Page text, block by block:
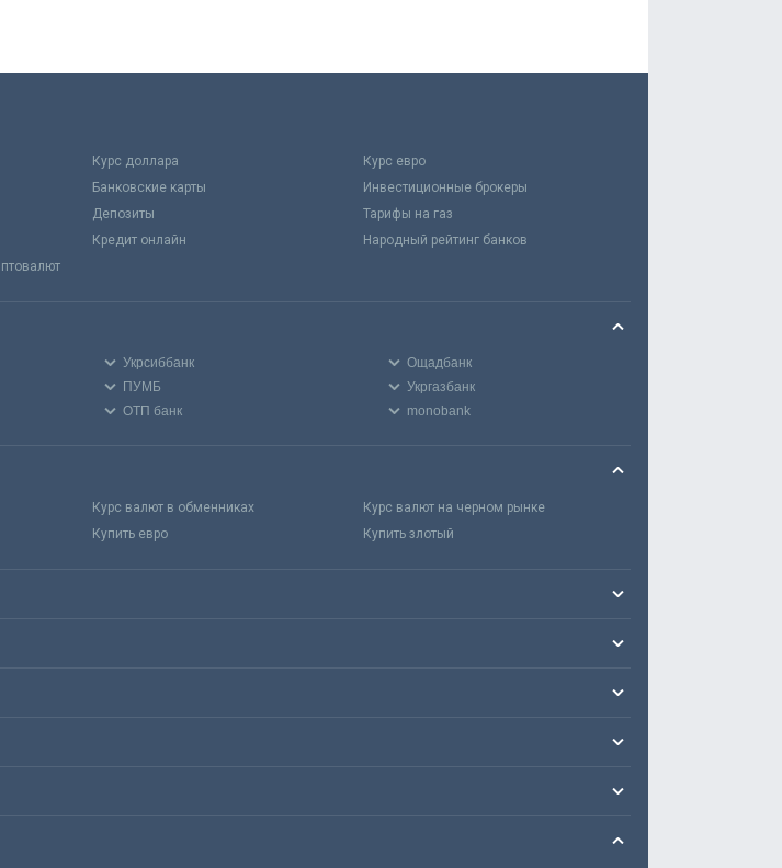
Курс доллара
Курс евро
Банковские карты
Инвестиционные брокеры
Депозиты
Тарифы на газ
Кредит онлайн
Народный рейтинг банков
Укрсиббанк
Ощадбанк
ПУМБ
Укргазбанк
ОТП банк monobank
Курс валют в обменниках
Курс валют на черном рынке
Купить евро Купить злотый